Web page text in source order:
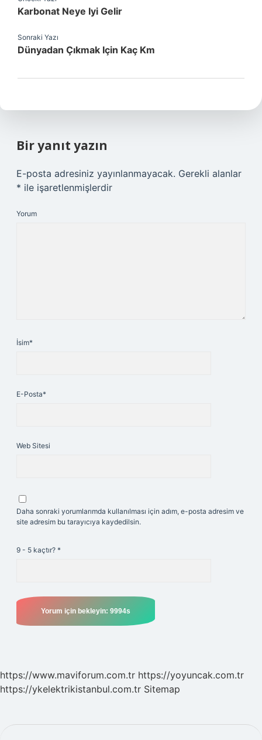
Karbonat Neye Iyi Gelir
Sonraki Yazı
Dünyadan Çıkmak Için Kaç Km
Bir yanıt yazın
E-posta adresiniz yayınlanmayacak. Gerekli alanlar
* ile işaretlenmişlerdir
Yorum
İsim*
E-Posta*
Web Sitesi
Daha sonraki yorumlarımda kullanılması için adım, e-posta adresim ve
site adresim bu tarayıcıya kaydedilsin.
9 - 5 kaçtır? *
https://www.maviforum.com.tr https://yoyuncak.com.tr
https://ykelektrikistanbul.com.tr Sitemap